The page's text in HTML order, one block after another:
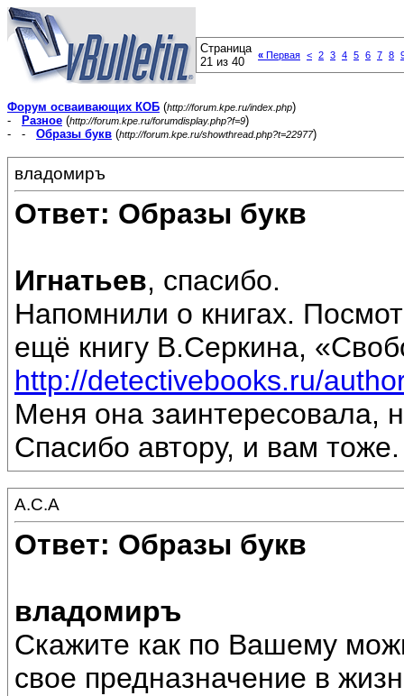
Страница
21 из 40
« Первая < 2 3 4 5 6 7 8
Форум осваивающих КОБ (http://forum.kpe.ru/index.php)
-
Разное (http://forum.kpe.ru/forumdisplay.php?f=9)
- - Образы букв (http://forum.kpe.ru/showthread.php?t=22977)
владомиръ
Ответ: Образы букв
Игнатьев, спасибо.
Напомнили о книгах.
ещё книгу В.Серкина,
http://detectivebooks.ru/
Меня она заинтересовала,
Спасибо автору, и вам тоже.
А.С.А
Ответ: Образы букв
владомиръ
Скажите как по Вашему
свое предназначение в